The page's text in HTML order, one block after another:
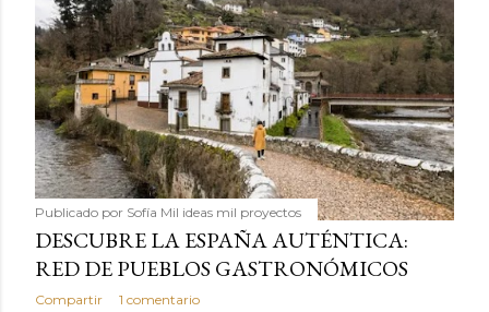
Publicado por Sofía Mil ideas mil proyectos
DESCUBRE LA ESPAÑA AUTÉNTICA:
RED DE PUEBLOS GASTRONÓMICOS
Compartir 1 comentario